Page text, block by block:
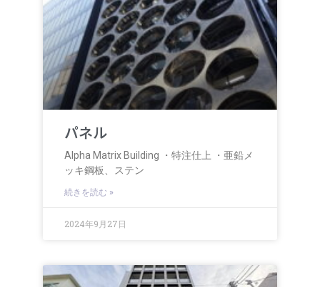
パネル
Alpha Matrix Building ・特注仕上 ・亜鉛メ
ッキ鋼板、ステン
続きを読む »
2024年9月27日